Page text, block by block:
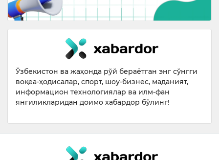
Ўзбекистон ва жаҳонда рўй бераётган энг сўнгги
воқеа-ҳодисалар, спорт, шоу-бизнес, маданият,
информацион технологиялар ва илм-фан
янгиликларидан доимо хабардор бўлинг!